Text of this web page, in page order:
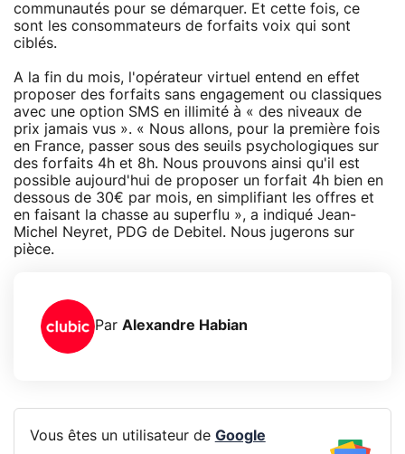
communautés pour se démarquer. Et cette fois, ce
sont les consommateurs de forfaits voix qui sont
ciblés.
A la fin du mois, l'opérateur virtuel entend en effet
proposer des forfaits sans engagement ou classiques
avec une option SMS en illimité à « des niveaux de
prix jamais vus ». « Nous allons, pour la première fois
en France, passer sous des seuils psychologiques sur
des forfaits 4h et 8h. Nous prouvons ainsi qu'il est
possible aujourd'hui de proposer un forfait 4h bien en
dessous de 30€ par mois, en simplifiant les offres et
en faisant la chasse au superflu », a indiqué Jean-
Michel Neyret, PDG de Debitel. Nous jugerons sur
pièce.
Par Alexandre Habian
Vous êtes un utilisateur de Google